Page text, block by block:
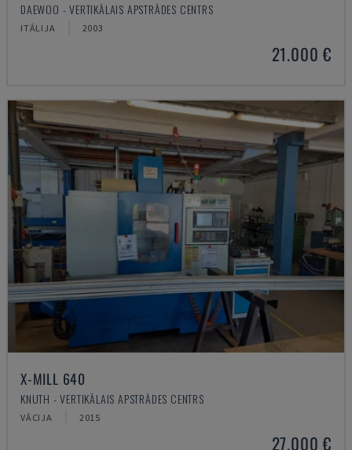
DAEWOO - VERTIKĀLAIS APSTRĀDES CENTRS
ITĀLIJA 2003
21.000 €
X-MILL 640
KNUTH - VERTIKĀLAIS APSTRĀDES CENTRS
VĀCIJA 2015
27.000 €